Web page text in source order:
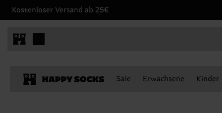
Kostenloser Versand ab 25€
Sale Erwachsene Kinder